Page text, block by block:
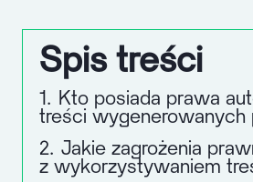
Spis treści
1. Kto posiada prawa
treści wygenerowanych
2. Jakie zagrożenia
z wykorzystywaniem